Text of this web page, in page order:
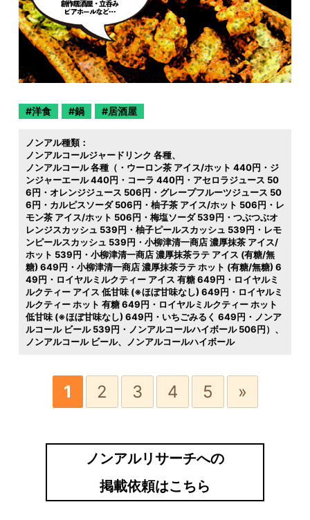
洋食 鍋 居酒屋
ノンアル種類：
ノンアルコールジャードリンク 各種
ノンアルコール 各種（・ウーロン茶 アイス/ホット 440円・ジ
ンジャーエール 440円・コーラ 440円・アセロラジュース 50
6円・オレンジジュース 506円・グレープフルーツジュース 50
6円・カルピスソーダ 506円・柚子茶 アイス/ホット 506円・レ
モン茶 アイス/ホット 506円・梅塩ソーダ 539円・つぶつぶオ
レンジスカッシュ 539円・柚子ピールスカッシュ 539円・レモ
ンピールスカッシュ 539円・小柳津清一商店 濃厚抹茶 アイス/
ホット 539円・小柳津清一商店 濃厚抹茶ラテ アイス (有糖/無
糖) 649円・小柳津清一商店 濃厚抹茶ラテ ホット (有糖/無糖) 6
49円・ロイヤルミルクティー アイス 有糖 649円・ロイヤルミ
ルクティー アイス 低甘味 (※ほぼ甘味なし) 649円・ロイヤルミ
ルクティー ホット 有糖 649円・ロイヤルミルクティー ホット
低甘味 (※ほぼ甘味なし) 649円・いちごみるく 649円・ノンア
ルコール ビール 539円・ノンアルコールハイボール 506円）
ノンアルコール ビール
ノンアルコールハイボール
1 2 3 4 5 »
ノンアルリサーチへの
掲載依頼はこちら